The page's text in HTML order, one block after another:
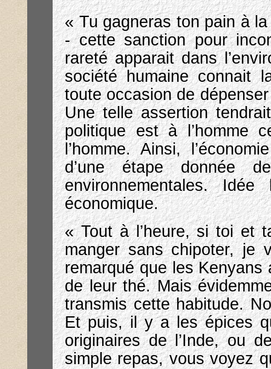
« Tu gagneras ton pain à
- cette sanction pour
rareté apparait dans
société humaine connait
toute occasion de
Une telle assertion
politique est à l’homme
l’homme. Ainsi,
d’une étape donnée
environnementales.
économique.
« Tout à l’heure, si toi et
manger sans chipoter, je
remarqué que les
de leur thé. Mais
transmis cette habitude.
Et puis, il y a les épices
originaires de l’Inde, ou
simple repas, vous voyez